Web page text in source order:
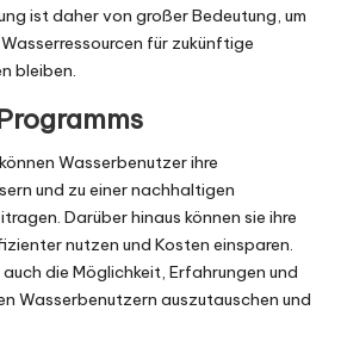
ist daher von großer Bedeutung, um
für zukünftige
bleiben.
Wasserbenutzer ihre
und zu einer nachhaltigen
Darüber hinaus können sie ihre
nutzen und Kosten einsparen.
die Möglichkeit, Erfahrungen und
Wasserbenutzern auszutauschen und